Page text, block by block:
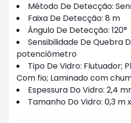
Método De Detecção:
Faixa De Detecção: 8 m
Ângulo De Detecção: 120°
Sensibilidade De Quebra
potenciômetro
Tipo De Vidro: Flutuador;
Com fio; Laminado com
Espessura Do Vidro: 2,4
Tamanho Do Vidro: 0,3 m